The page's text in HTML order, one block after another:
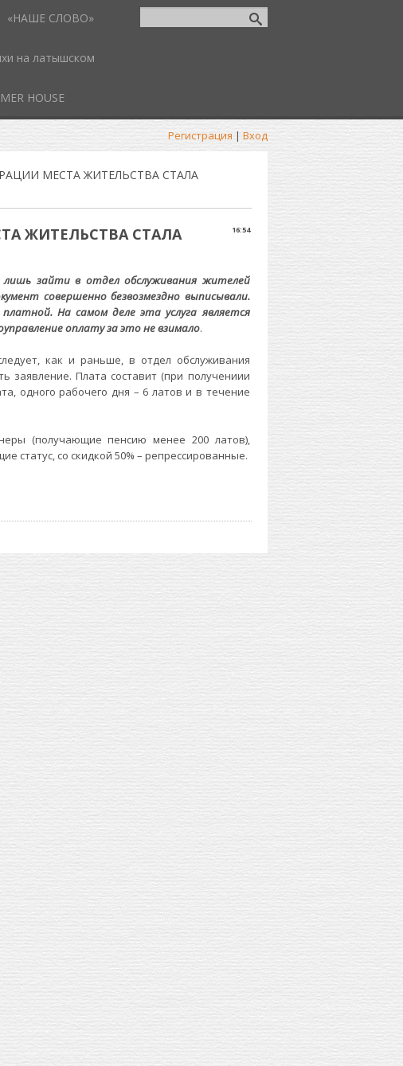
«НАШЕ СЛОВО»
на латышском
HOUSE
Регистрация | Вход
МЕСТА ЖИТЕЛЬСТВА СТАЛА
16:54
ЖИТЕЛЬСТВА СТАЛА
зайти в отдел обслуживания жителей
совершенно безвозмездно выписывали.
На самом деле эта услуга является
оплату за это не взимало.
как и раньше, в отдел обслуживания
заявление. Плата составит (при получениии
одного рабочего дня – 6 латов и в течение
(получающие пенсию менее 200 латов),
со скидкой 50% – репрессированные.